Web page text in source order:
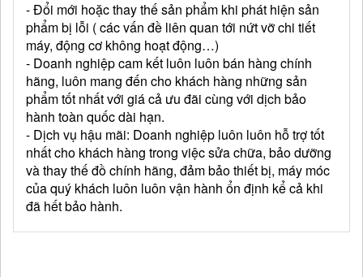
- Đổi mới hoặc thay thế sản phẩm khi phát hiện sản
phẩm bị lỗi ( các vấn đề liên quan tới nứt vỡ chi tiết
máy, động cơ không hoạt động…)
- Doanh nghiệp cam kết luôn luôn bán hàng chính
hãng, luôn mang đến cho khách hàng những sản
phẩm tốt nhất với giá cả ưu đãi cùng với dịch bảo
hành toàn quốc dài hạn.
- Dịch vụ hậu mãi: Doanh nghiệp luôn luôn hỗ trợ tốt
nhất cho khách hàng trong việc sửa chữa, bảo dưỡng
và thay thế đồ chính hãng, đảm bảo thiết bị, máy móc
của quý khách luôn luôn vận hành ổn định kể cả khi
đã hết bảo hành.